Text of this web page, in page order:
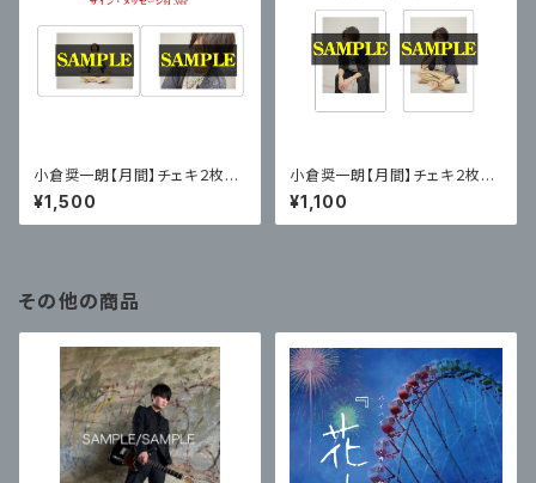
小倉奨一朗【月間】チェキ２枚セ
ット(サイン・メッセージ付)vol.８
¥1,500
小倉奨一朗【月間】チェキ２枚セ
ットvol.２３
¥1,100
その他の商品